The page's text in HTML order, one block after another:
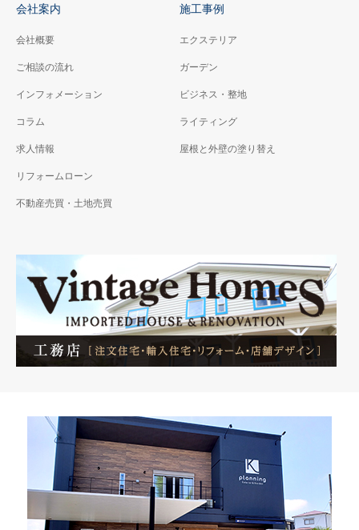
会社案内
会社概要
ご相談の流れ
インフォメーション
コラム
求人情報
リフォームローン
不動産売買・土地売買
施工事例
エクステリア
ガーデン
ビジネス・整地
ライティング
屋根と外壁の塗り替え